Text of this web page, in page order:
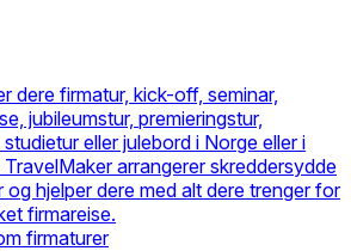
dere firmatur, kick-off, seminar,
jubileumstur, premieringstur,
eller julebord i Norge eller i
arrangerer skreddersydde
og hjelper dere med alt dere trenger for
firmareise.
firmaturer